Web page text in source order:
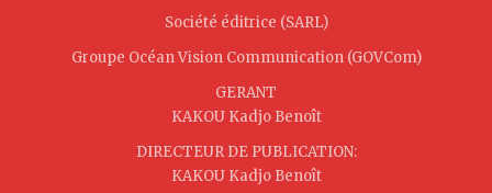
Société éditrice (SARL)
Groupe Océan Vision Communication (GOVCom)
GERANT
KAKOU Kadjo Benoît
DIRECTEUR DE PUBLICATION:
KAKOU Kadjo Benoît